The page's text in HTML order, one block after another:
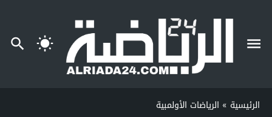
الرئيسية » الرياضات الأولمبية